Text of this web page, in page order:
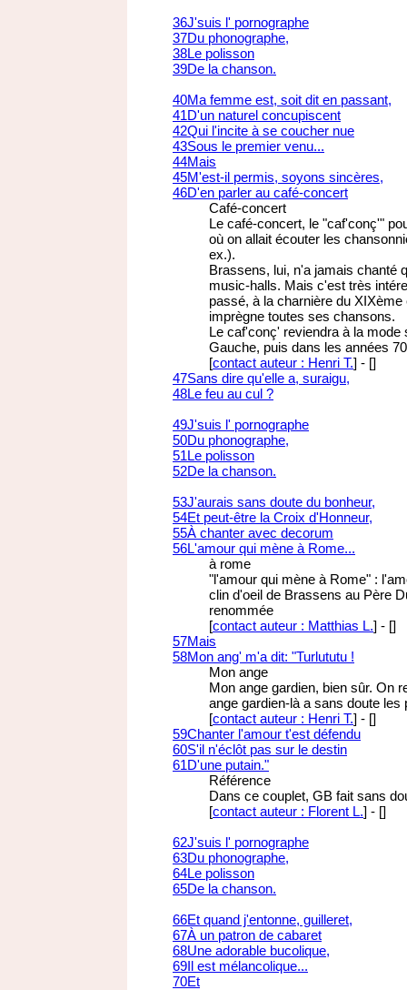
36J'suis l' pornographe
37Du phonographe,
38Le polisson
39De la chanson.
40Ma femme est, soit dit en passant,
41D'un naturel concupiscent
42Qui l'incite à se coucher nue
43Sous le premier venu...
44Mais
45M'est-il permis, soyons sincères,
46D'en parler au café-concert
Café-concert
Le café-concert, le "caf'conç'"
où on allait écouter les
ex.).
Brassens, lui, n'a jamais chanté
music-halls. Mais c'est très
passé, à la charnière du
imprègne toutes ses chansons.
Le caf'conç' reviendra à la
Gauche, puis dans les années
[contact auteur : Henri T.] - []
47Sans dire qu'elle a, suraigu,
48Le feu au cul ?
49J'suis l' pornographe
50Du phonographe,
51Le polisson
52De la chanson.
53J'aurais sans doute du bonheur,
54Et peut-être la Croix d'Honneur,
55À chanter avec decorum
56L'amour qui mène à Rome...
à rome
"l'amour qui mène à Rome" :
clin d'oeil de Brassens au Père
renommée
[contact auteur : Matthias L.] - []
57Mais
58Mon ang' m'a dit: "Turlututu !
Mon ange
Mon ange gardien, bien sûr. On
ange gardien-là a sans doute
[contact auteur : Henri T.] - []
59Chanter l'amour t'est défendu
60S'il n'éclôt pas sur le destin
61D'une putain."
Référence
Dans ce couplet, GB fait sans
[contact auteur : Florent L.] - []
62J'suis l' pornographe
63Du phonographe,
64Le polisson
65De la chanson.
66Et quand j'entonne, guilleret,
67À un patron de cabaret
68Une adorable bucolique,
69Il est mélancolique...
70Et